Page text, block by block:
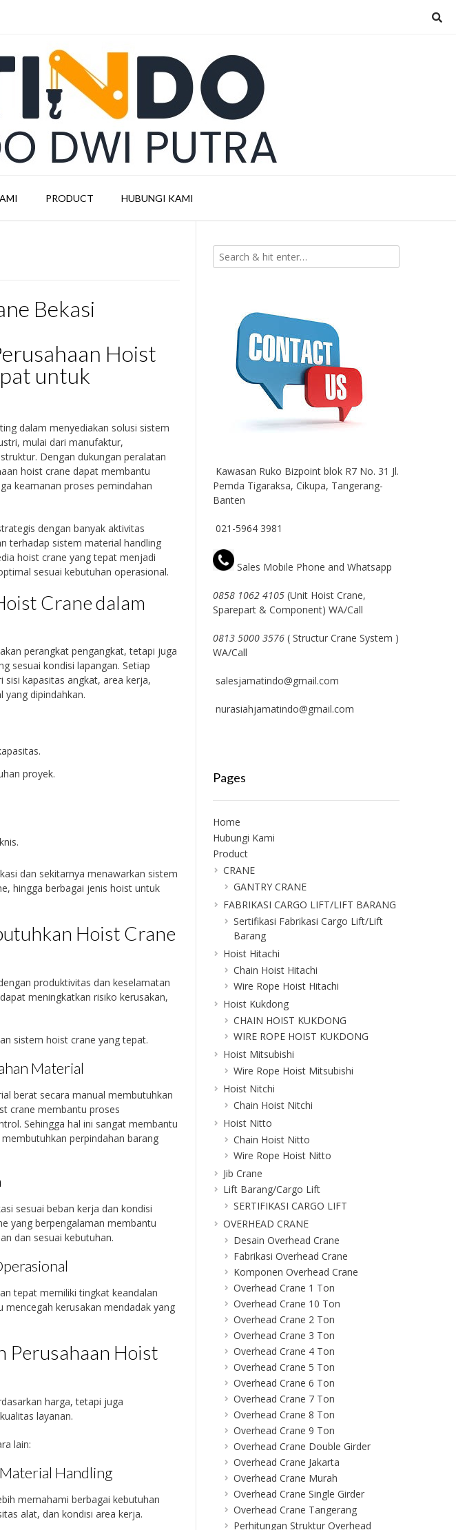
PRODUCT HUBUNGI KAMI
Bekasi
Hoist
untuk
dalam menyediakan solusi sistem
mulai dari manufaktur,
Dengan dukungan peralatan
hoist crane dapat membantu
keamanan proses pemindahan
dengan banyak aktivitas
terhadap sistem material handling
hoist crane yang tepat menjadi
sesuai kebutuhan operasional.
Crane dalam
perangkat pengangkat, tetapi juga
sesuai kondisi lapangan. Setiap
sisi kapasitas angkat, area kerja,
yang dipindahkan.
proyek.
dan sekitarnya menawarkan sistem
hingga berbagai jenis hoist untuk
Hoist Crane
produktivitas dan keselamatan
meningkatkan risiko kerusakan,
sistem hoist crane yang tepat.
Material
berat secara manual membutuhkan
crane membantu proses
Sehingga hal ini sangat membantu
perpindahan barang
sesuai beban kerja dan kondisi
yang berpengalaman membantu
dan sesuai kebutuhan.
tepat memiliki tingkat keandalan
kerusakan mendadak yang
Perusahaan Hoist
harga, tetapi juga
layanan.
lain:
Handling
memahami berbagai kebutuhan
alat, dan kondisi area kerja.
Kawasan Ruko Bizpoint blok R7 No. 31 Jl.
Pemda Tigaraksa, Cikupa, Tangerang-
Banten
021-5964 3981
Sales Mobile Phone and Whatsapp
0858 1062 4105(Unit Hoist Crane,
Sparepart & Component) WA/Call
0813 5000 3576( Structur Crane System )
WA/Call
salesjamatindo@gmail.com
nurasiahjamatindo@gmail.com
Pages
Home
Hubungi Kami
Product
CRANE
GANTRY CRANE
FABRIKASI CARGO LIFT/LIFT BARANG
Sertifikasi Fabrikasi Cargo Lift/Lift
Barang
Hoist Hitachi
Chain Hoist Hitachi
Wire Rope Hoist Hitachi
Hoist Kukdong
CHAIN HOIST KUKDONG
WIRE ROPE HOIST KUKDONG
Hoist Mitsubishi
Wire Rope Hoist Mitsubishi
Hoist Nitchi
Chain Hoist Nitchi
Hoist Nitto
Chain Hoist Nitto
Wire Rope Hoist Nitto
Jib Crane
Lift Barang/Cargo Lift
SERTIFIKASI CARGO LIFT
OVERHEAD CRANE
Desain Overhead Crane
Fabrikasi Overhead Crane
Komponen Overhead Crane
Overhead Crane 1 Ton
Overhead Crane 10 Ton
Overhead Crane 2 Ton
Overhead Crane 3 Ton
Overhead Crane 4 Ton
Overhead Crane 5 Ton
Overhead Crane 6 Ton
Overhead Crane 7 Ton
Overhead Crane 8 Ton
Overhead Crane 9 Ton
Overhead Crane Double Girder
Overhead Crane Jakarta
Overhead Crane Murah
Overhead Crane Single Girder
Overhead Crane Tangerang
Perhitungan Struktur Overhead